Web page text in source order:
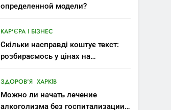
определенной модели?
КАР'ЄРА І БІЗНЕС
Скільки насправді коштує текст:
розбираємось у цінах на
ЗДОРОВ'Я ХАРКІВ
Можно ли начать лечение
алкоголизма без госпитализации: